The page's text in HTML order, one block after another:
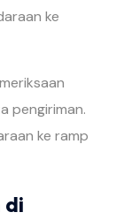
ke
pengiriman.
ke ramp
di